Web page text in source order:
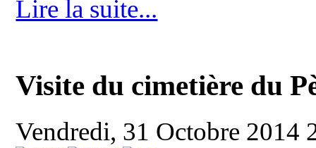
Lire la suite...
Visite du cimetière du
Vendredi, 31 Octobre 2014